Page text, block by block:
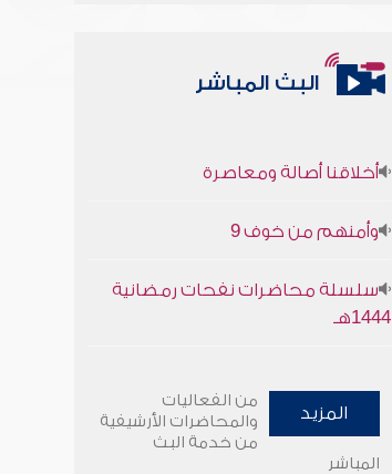
البث المباشر
1444هـ
وأمنهم من خوف 9
المزيد
من الفعاليات
والمحاضرات الأرشيفية
من خدمة البث
المباشر